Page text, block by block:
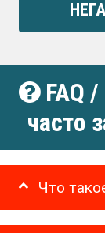
FAQ
часто
Что